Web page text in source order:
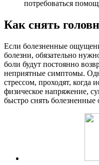
потребоваться
Как снять
Если болезненные
болезни, обязательно
боли будут постоянно
неприятные симптомы.
стрессом, проходят, когда
физическое напряжение,
быстро снять